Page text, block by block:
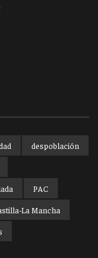
despoblación
PAC
La Mancha